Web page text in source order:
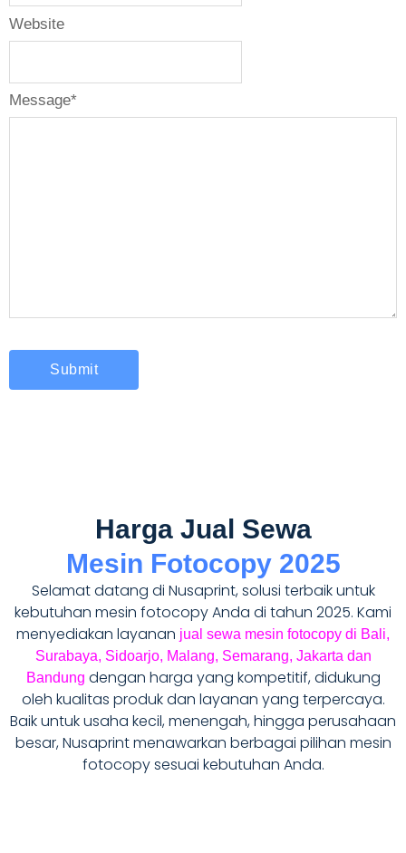
Message*
Website
Harga Jual Sewa
Mesin Fotocopy 2025
Selamat datang di Nusaprint, solusi terbaik untuk
kebutuhan mesin fotocopy Anda di tahun 2025. Kami
menyediakan layanan jual sewa mesin fotocopy di Bali,
Surabaya, Sidoarjo, Malang, Semarang, Jakarta dan
Bandung dengan harga yang kompetitif, didukung
oleh kualitas produk dan layanan yang terpercaya.
Baik untuk usaha kecil, menengah, hingga perusahaan
besar, Nusaprint menawarkan berbagai pilihan mesin
fotocopy sesuai kebutuhan Anda.